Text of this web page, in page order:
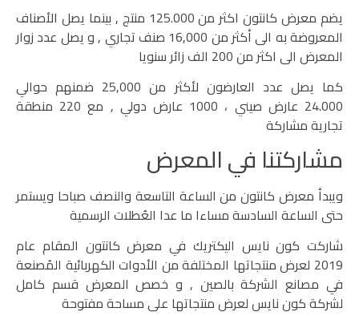
يضم معرض كانتون اكثر من 125.000 منتج , بينما يصل الأصناف
المعروضة به الى أكثر من 16,000 صنف تجاري , و يصل عدد زوار
المعرض الى اكثر من 200 الف زائر سنويا
كما يصل عدد العارضون لأكثر من 25,000 ضمنهم حوالي
24.000 عارض صيني ، 1000 عارض دولي , مع 220 منطقة
تجارية مشاركة
مشاركتنا في المعرض
ويبدأ معرض كانتون من الساعة التاسعة والنصف صباحا ويستمر
حتى الساعة السادسة مساءا ما عدا العُطلات الرسمية
شاركت كون نايس اليكتريك في معرض كانتون المقام عام
2019 لعرض
منتجاتها المختلفة من الأدوات الكهربائية المُصنعة
في مصانع الشركة بالصين , و خصص المعرض قسم كامل
لشركة كون نايس لعرض منتجاتها على مساحة مفتوحة